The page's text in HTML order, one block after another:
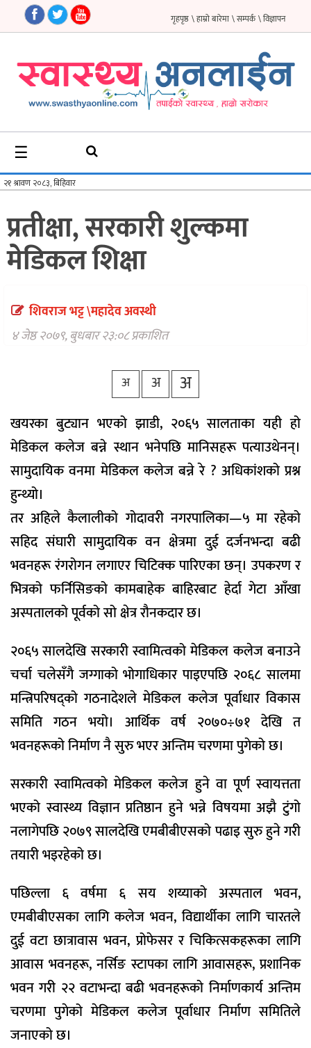
गृहपृष्ठ
समाचार
फिचर
अन्तर्वार्ता
विचार
ब्लग
वैकल्पिक
चिकित्सा
\ विज्ञापन
\ सम्पर्क
\ हाम्रो बारेमा
गृहपृष्ठ
☰
प्रतीक्षा, सरकारी शुल्कमा
मेडिकल शिक्षा
शिवराज भट्ट \महादेव अवस्थी
४ जेष्ठ २०७९, बुधबार २३:०८ प्रकाशित
अ अ अ
खयरका बुट्यान भएको झाडी, २०६५ सालताका यही हो
मेडिकल कलेज बन्ने स्थान भनेपछि मानिसहरू पत्याउथेनन्।
सामुदायिक वनमा मेडिकल कलेज बन्ने रे ? अधिकांशको प्रश्न
हुन्थ्यो।
तर अहिले कैलालीको गोदावरी नगरपालिका—५ मा रहेको
सहिद संघारी सामुदायिक वन क्षेत्रमा दुई दर्जनभन्दा बढी
भवनहरू रंगरोगन लगाएर चिटिक्क पारिएका छन्। उपकरण र
भित्रको फर्निसिङको कामबाहेक बाहिरबाट हेर्दा गेटा आँखा
अस्पतालको पूर्वको सो क्षेत्र रौनकदार छ।
२०६५ सालदेखि सरकारी स्वामित्वको मेडिकल कलेज बनाउने
चर्चा चलेसँगै जग्गाको भोगाधिकार पाइएपछि २०६८ सालमा
मन्त्रिपरिषद्को गठनादेशले मेडिकल कलेज पूर्वाधार विकास
समिति गठन भयो। आर्थिक वर्ष २०७०÷७१ देखि त
भवनहरूको निर्माण नै सुरु भएर अन्तिम चरणमा पुगेको छ।
सरकारी स्वामित्वको मेडिकल कलेज हुने वा पूर्ण स्वायत्तता
भएको स्वास्थ्य विज्ञान प्रतिष्ठान हुने भन्ने विषयमा अझै टुंगो
नलागेपछि २०७९ सालदेखि एमबीबीएसको पढाइ सुरु हुने गरी
तयारी भइरहेको छ।
पछिल्ला ६ वर्षमा ६ सय शय्याको अस्पताल भवन,
एमबीबीएसका लागि कलेज भवन, विद्यार्थीका लागि चारतले
दुई वटा छात्रावास भवन, प्रोफेसर र चिकित्सकहरूका लागि
आवास भवनहरू, नर्सिङ स्टापका लागि आवासहरू, प्रशानिक
भवन गरी २२ वटाभन्दा बढी भवनहरूको निर्माणकार्य अन्तिम
चरणमा पुगेको मेडिकल कलेज पूर्वाधार निर्माण समितिले
जनाएको छ।